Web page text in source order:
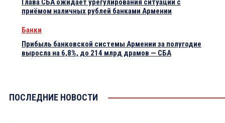
Глава СБА ожидает урегулирования ситуации с
приёмом наличных рублей банками Армении
Банки
Прибыль банковской системы Армении за полугодие
выросла на 6,8%, до 214 млрд драмов — СБА
ПОСЛЕДНИЕ НОВОСТИ